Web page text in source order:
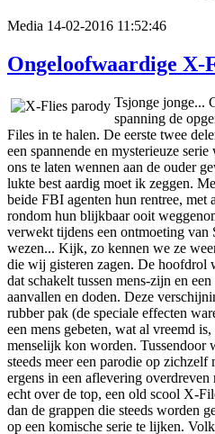
Media 14-02-2016 11:52:46
Ongeloofwaardige X-
Tsjonge jonge...
spanning de
Files in te halen. De eerste twee
een spannende en mysterieuze
ons te laten wennen aan de ouder
lukte best aardig moet ik zeggen.
beide FBI agenten hun rentree, met
rondom hun blijkbaar ooit
verwekt tijdens een ontmoeting van
wezen... Kijk, zo kennen we ze
die wij gisteren zagen. De hoofdrol
dat schakelt tussen mens-zijn en
aanvallen en doden. Deze
rubber pak (de speciale effecten
een mens gebeten, wat al vreemd
menselijk kon worden. Tussendoor
steeds meer een parodie op
ergens in een aflevering
echt over de top, een old scool X-
dan de grappen die steeds worden
op een komische serie te lijken.